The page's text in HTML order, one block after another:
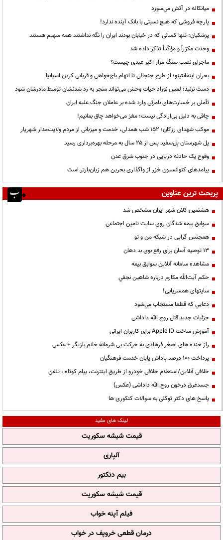
میانکاله در آتش می‌سوزد
پارچه فروشی که هیچ نسبتی با بانک آینده ندارد!
پزشکیان: تنها کسانی که در خیابان بودند ایران را نگه نداشتند همه سهیم هستند
وحدت مکرّراً و مؤکّداً تذکر داده شد
ماجرای نصب سنگ مزار اکبر عبدی چیست؟
بحران اینفانتینو؛ از طرح جنجالی تا اتهام باج‌خواهی و قربانی کردن اسپانیا
دست نزنید؛ لمس نوزاد حیات وحش می‌تواند منجر به رد شدنشان توسط مادرشان شود
تأملی بر خسارت‌های نامرئی وارد شده بر عاملان جنگ علیه ایران
چاقی به دلیل بی‌ارادگی نیست؛ مغز می‌خواهد چاق بمانیم!
موکب شهدای رزکان؛ ۱۵۲ شب همدلی، خدمت و میزبانی از مردم ولایت‌مدار شهریار
پل شهرستان پل‌سفید پس از ۲۵ سال به مرحله بهره‌برداری رسید
وقوع یک حادثه دریایی در جنوب شرق عدن
پیامدهای کنوانسیون خزر از واگذاری بحرین هم زیان‌بارتر است
پربحث ترین عناوین
هشتمین کلان شهر ایران مشخص شد
سوابق بیمه شدگان روی سایت تامین اجتماعی
همجنس گرایی در شبکه من و تو
13 توصیه آسان برای رفع بوی بد دهان
مشاهده سامانه آنلاين سوابق بیمه
حكم آيت‌الله مكارم درباره شاهين نجفي
سایتهای همسریابی!
دعايي كه قطعا مستجاب مي‌شود
جزئیات جدید قتل روح الله داداشی
آموزش ساخت Apple ID برای کاربران ایرانی
راز خنده های اصغر فرهادی به حرکت بی شرمانه خانم بازیگر + عکس
پرداخت ۱۰۰ درصد پاداش پایان خدمت فرهنگیان
خلافی آنلاین/استعلام خلافی خودرو از طریق اینترنت، پیام کوتاه ، تلفن
جسدغرق درخون روح الله داداشی (عکس)
پاسخ های دکتر توکلی به سوالات کنکوری ها
لینک های مفید
قیمت شیشه سکوریت
آلپاری
بیم دتکتور
قیمت شیشه سکوریت
فیلم آپنه خواب
درمان قطعی خروپف در خواب